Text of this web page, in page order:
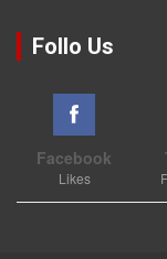
Follo Us
Facebook
Likes